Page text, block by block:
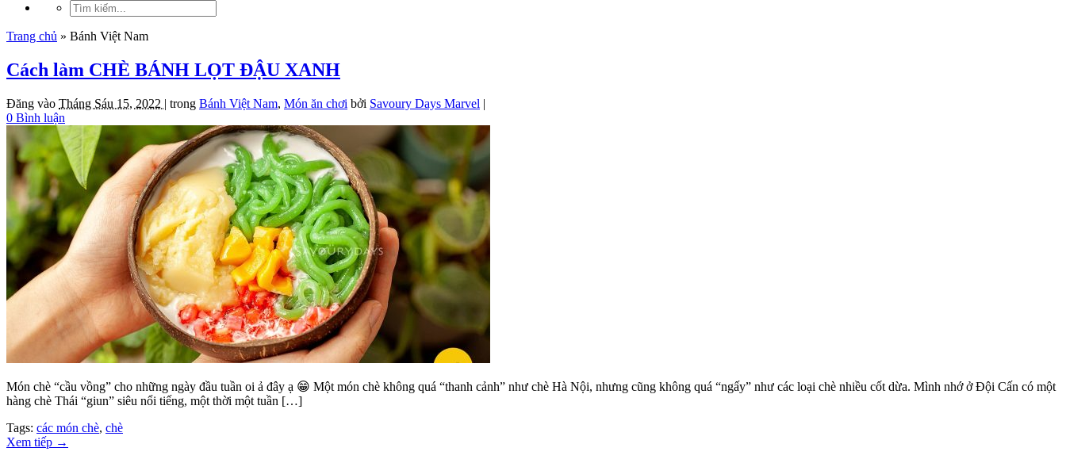
Trang chủ » Bánh Việt Nam
Cách làm CHÈ BÁNH LỌT ĐẬU XANH
Đăng vào Tháng Sáu 15, 2022 | trong Bánh Việt Nam, Món ăn chơi bởi Savoury Days Marvel |
0 Bình luận
Món chè “cầu vồng” cho những ngày đầu tuần oi ả đây ạ 😁 Một món chè không quá “thanh cảnh” như chè Hà Nội, nhưng cũng không quá “ngấy” như các loại chè nhiều cốt dừa. Mình nhớ ở Đội Cấn có một
hàng chè Thái “giun” siêu nổi tiếng, một thời một tuần […]
Tags: các món chè, chè
Xem tiếp →